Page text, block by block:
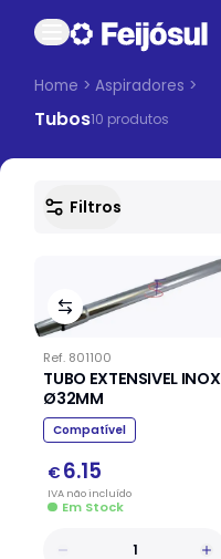
Home >Aspiradores >
Tubos10 produtos
Filtros
Ref. 801100
TUBO EXTENSIVEL INOX
Ø32MM
Compatível
€ 6.15
IVA nãoincluído
Em Stock